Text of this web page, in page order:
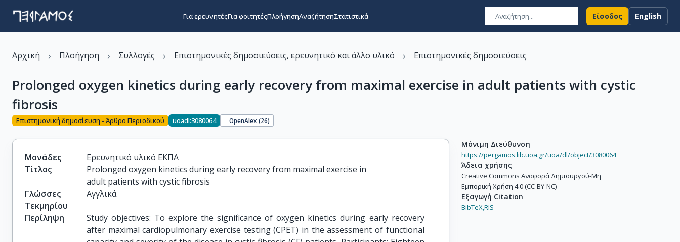
Για ερευνητέςΓια φοιτητέςΠλοήγησηΑναζήτησηΣτατιστικά Είσοδος English
Αρχική › Πλοήγηση › Συλλογές › Επιστημονικές δημοσιεύσεις, ερευνητικό και άλλο υλικό › Επιστημονικές δημοσιεύσεις
Prolonged oxygen kinetics during early recovery from maximal exercise in adult patients with cystic
fibrosis
Επιστημονική δημοσίευση - Άρθρο Περιοδικού uoadl:3080064 OpenAlex (26)
Μονάδες
Ερευνητικό υλικό ΕΚΠΑ
Τίτλος
Prolonged oxygen kinetics during early recovery from maximal exercise in
adult patients with cystic fibrosis
Γλώσσες
Τεκμηρίου
Αγγλικά
Περίληψη
Study objectives: To explore the significance of oxygen kinetics during early recovery
after maximal cardiopulmonary exercise testing (CPET) in the assessment of functional
Μόνιμη Διεύθυνση
https://pergamos.lib.uoa.gr/uoa/dl/object/3080064
Άδεια χρήσης
Creative Commons Αναφορά Δημιουργού-Μη
Εμπορική Χρήση 4.0 (CC-BY-NC)
Εξαγωγή Citation
BibTeX,RIS